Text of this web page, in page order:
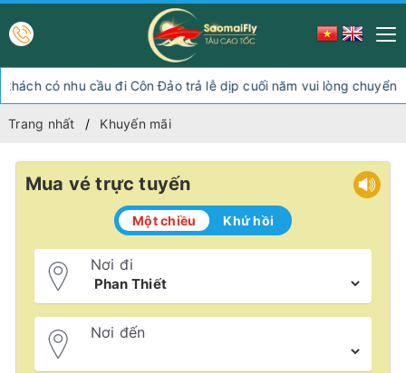
có nhu cầu đi Côn Đảo trả lễ dịp cuối năm vui lòng chuyển
Trang nhất Khuyến mãi
Mua vé trực tuyến
Một chiều Khứ hồi
Nơi đi
Nơi đến